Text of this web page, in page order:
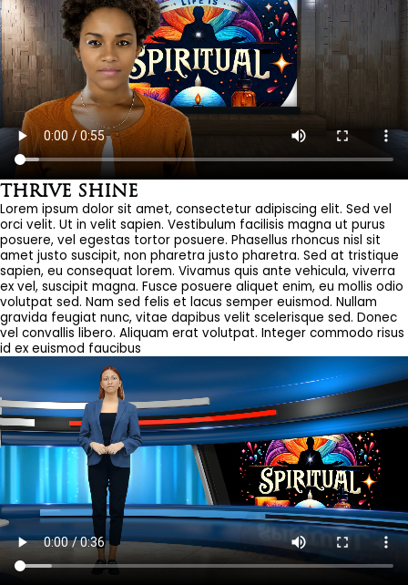
THRIVE SHINE
Lorem ipsum dolor sit amet, consectetur adipiscing elit. Sed vel
orci velit. Ut in velit sapien. Vestibulum facilisis magna ut purus
posuere, vel egestas tortor posuere. Phasellus rhoncus nisl sit
amet justo suscipit, non pharetra justo pharetra. Sed at tristique
sapien, eu consequat lorem. Vivamus quis ante vehicula, viverra
ex vel, suscipit magna. Fusce posuere aliquet enim, eu mollis odio
volutpat sed. Nam sed felis et lacus semper euismod. Nullam
gravida feugiat nunc, vitae dapibus velit scelerisque sed. Donec
vel convallis libero. Aliquam erat volutpat. Integer commodo risus
id ex euismod faucibus